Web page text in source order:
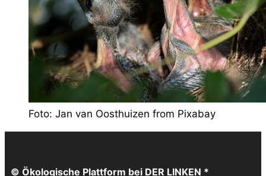
Foto: Jan van Oosthuizen from Pixabay
© Ökologische Plattform bei DER LINKEN *